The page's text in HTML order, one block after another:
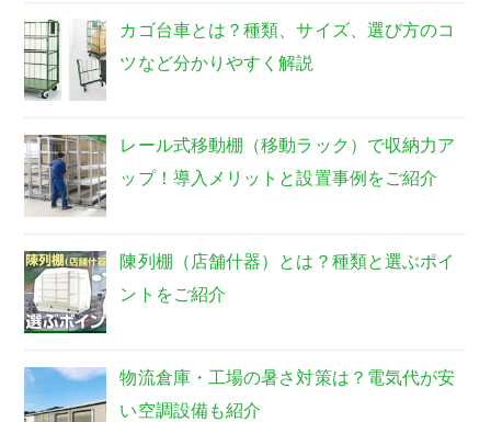
カゴ台車とは？種類、サイズ、選び方のコ
ツなど分かりやすく解説
レール式移動棚（移動ラック）で収納力ア
ップ！導入メリットと設置事例をご紹介
陳列棚（店舗什器）とは？種類と選ぶポイ
ントをご紹介
物流倉庫・工場の暑さ対策は？電気代が安
い空調設備も紹介